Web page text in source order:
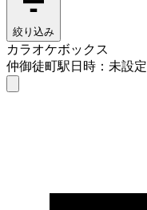
絞り込み
カラオケボックス
仲御徒町駅日時：未設定